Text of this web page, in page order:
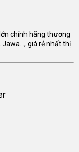
chính hãng thương
Jawa..., giá rẻ nhất thị